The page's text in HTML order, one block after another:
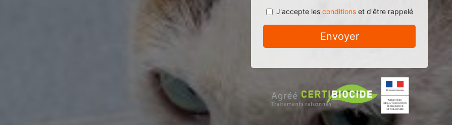
J'accepte les conditionset d'être rappelé
Envoyer